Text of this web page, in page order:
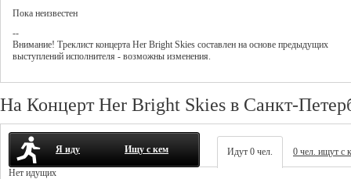
Пока неизвестен
--
Внимание! Треклист концерта Her Bright Skies составлен на основе предыдущих
выступлений исполнителя - возможны изменения.
На Концерт Her Bright Skies в Санкт-
Я иду Ищу с кем Идут 0 чел.
0 чел. ищут с
Нет идущих